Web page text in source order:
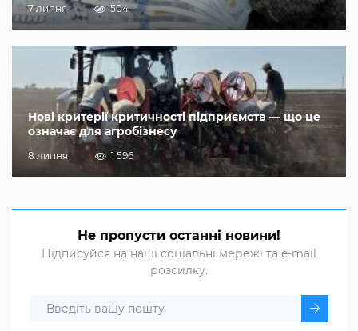
7 липня 504
Нові критерії критичності підприємств — що це
означає для агробізнесу
8 липня 1 596
Не пропусти останні новини!
Підписуйся на наші соціальні мережі та e-mail
розсилку.